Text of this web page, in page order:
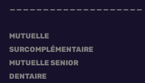
MUTUELLE
SURCOMPLÉMENTAIRE
MUTUELLE SENIOR
DENTAIRE